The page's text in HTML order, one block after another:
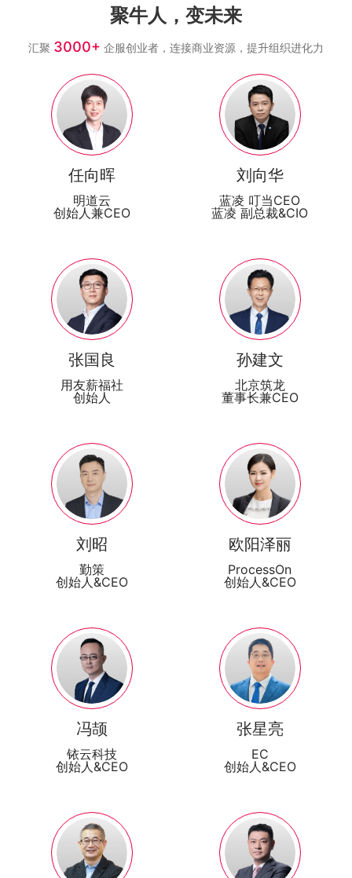
聚牛人，变未来
汇聚 3000+ 企服创业者，连接商业资源，提升组织进化力
任向晖
明道云
创始人兼CEO
刘向华
蓝凌 叮当CEO
蓝凌 副总裁&CIO
张国良
用友薪福社
创始人
孙建文
北京筑龙
董事长兼CEO
刘昭
勤策
创始人&CEO
欧阳泽丽
ProcessOn
创始人&CEO
冯颉
铱云科技
创始人&CEO
张星亮
EC
创始人&CEO